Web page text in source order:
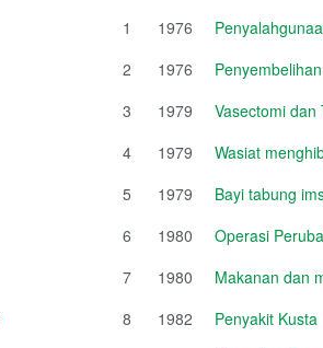
1
1976
2
1976
3
1979
Vasectomi dan
4
1979
Wasiat
5
1979
Bayi tabung
6
1980
Operasi
7
1980
Makanan dan
8
1982
Penyakit Kusta